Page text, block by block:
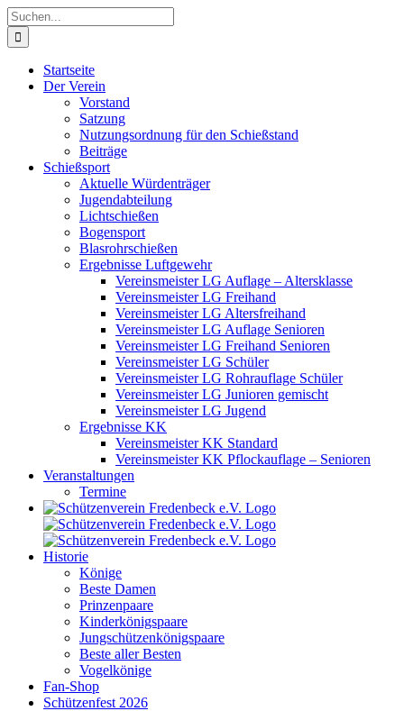
Zum
Inhalt
springen
Suche
nach:
Startseite
Der Verein
Vorstand
Satzung
Nutzungsordnung für den Schießstand
Beiträge
Schießsport
Aktuelle Würdenträger
Jugendabteilung
Lichtschießen
Bogensport
Blasrohrschießen
Ergebnisse Luftgewehr
Vereinsmeister LG Auflage – Altersklasse
Vereinsmeister LG Freihand
Vereinsmeister LG Altersfreihand
Vereinsmeister LG Auflage Senioren
Vereinsmeister LG Freihand Senioren
Vereinsmeister LG Schüler
Vereinsmeister LG Rohrauflage Schüler
Vereinsmeister LG Junioren gemischt
Vereinsmeister LG Jugend
Ergebnisse KK
Vereinsmeister KK Standard
Vereinsmeister KK Pflockauflage – Senioren
Veranstaltungen
Termine
Historie
Könige
Beste Damen
Prinzenpaare
Kinderkönigspaare
Jungschützenkönigspaare
Beste aller Besten
Vogelkönige
Fan-Shop
Schützenfest 2026